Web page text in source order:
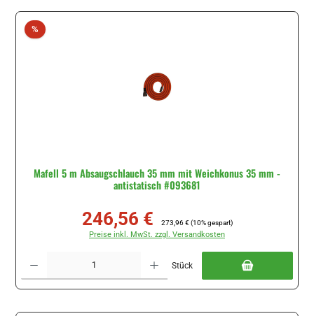
%Rabatt
Mafell 5 m Absaugschlauch 35 mm mit Weichkonus 35 mm -
antistatisch #093681
Verkaufspreis:
246,56 € 273,96 € (10% gespart)
Preise inkl. MwSt. zzgl. Versandkosten
Stück